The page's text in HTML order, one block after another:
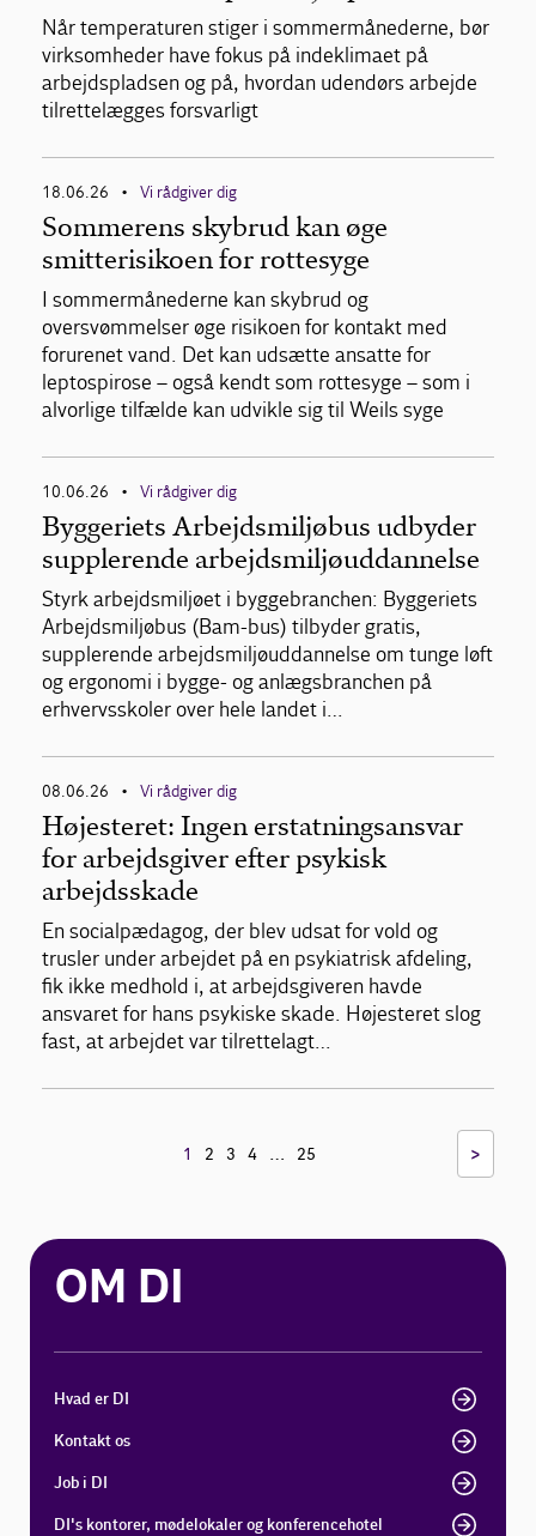
Når temperaturen stiger i sommermånederne, bør
virksomheder have fokus på indeklimaet på
arbejdspladsen og på, hvordan udendørs arbejde
tilrettelægges forsvarligt
18.06.26 • Vi rådgiver dig
Sommerens skybrud kan øge
smitterisikoen for rottesyge
I sommermånederne kan skybrud og
oversvømmelser øge risikoen for kontakt med
forurenet vand. Det kan udsætte ansatte for
leptospirose – også kendt som rottesyge – som i
alvorlige tilfælde kan udvikle sig til Weils syge
10.06.26 • Vi rådgiver dig
Byggeriets Arbejdsmiljøbus udbyder
supplerende arbejdsmiljøuddannelse
Styrk arbejdsmiljøet i byggebranchen: Byggeriets
Arbejdsmiljøbus (Bam-bus) tilbyder gratis,
supplerende arbejdsmiljøuddannelse om tunge løft
og ergonomi i bygge- og anlægsbranchen på
erhvervsskoler over hele landet i…
08.06.26 • Vi rådgiver dig
Højesteret: Ingen erstatningsansvar
for arbejdsgiver efter psykisk
arbejdsskade
En socialpædagog, der blev udsat for vold og
trusler under arbejdet på en psykiatrisk afdeling,
fik ikke medhold i, at arbejdsgiveren havde
ansvaret for hans psykiske skade. Højesteret slog
fast, at arbejdet var tilrettelagt…
1 2 3 4 … 25 >
OM DI
Hvad er DI
Kontakt os
Job i DI
DI's kontorer, mødelokaler og konferencehotel